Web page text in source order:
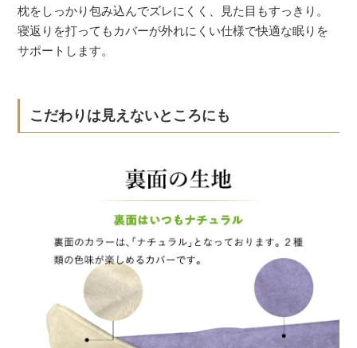
枕をしっかり包み込んでズレにくく、見た目もすっきり。
寝返りを打ってもカバーが外れにくい仕様で快適な眠りを
サポートします。
こだわりは見えないところにも